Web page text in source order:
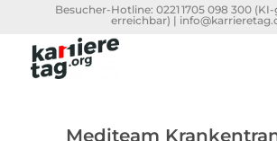
Besucher-Hotline:0221 1705 098 300
erreichbar) |
Mediteam